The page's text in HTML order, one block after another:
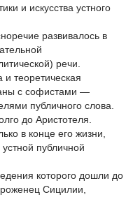
и искусства устного
развивалось в
речи.
и теоретическая
с софистами —
публичного слова.
до Аристотеля.
в конце его жизни,
публичной
которого дошли до
Сицилии,